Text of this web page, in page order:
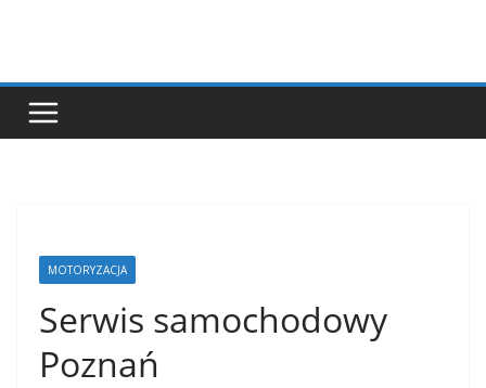
MOTORYZACJA
Serwis samochodowy
Poznań